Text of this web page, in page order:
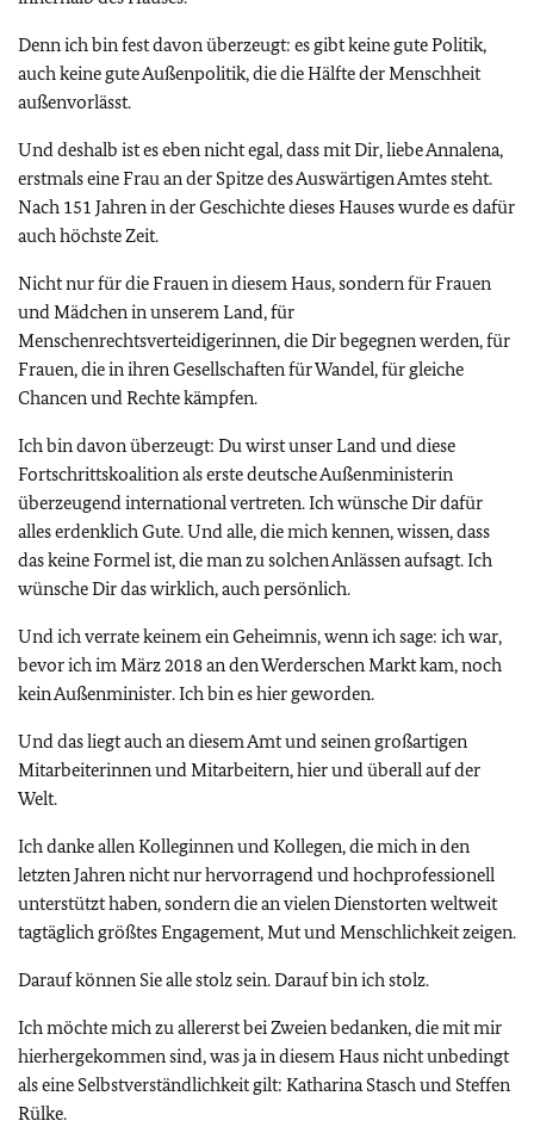
Denn ich bin fest davon überzeugt: es gibt keine gute Politik,
auch keine gute Außenpolitik, die die Hälfte der Menschheit
außenvorlässt.
Und deshalb ist es eben nicht egal, dass mit Dir, liebe Annalena,
erstmals eine Frau an der Spitze des Auswärtigen Amtes steht.
Nach 151 Jahren in der Geschichte dieses Hauses wurde es dafür
auch höchste Zeit.
Nicht nur für die Frauen in diesem Haus, sondern für Frauen
und Mädchen in unserem Land, für
Menschenrechtsverteidigerinnen, die Dir begegnen werden, für
Frauen, die in ihren Gesellschaften für Wandel, für gleiche
Chancen und Rechte kämpfen.
Ich bin davon überzeugt: Du wirst unser Land und diese
Fortschrittskoalition als erste deutsche Außenministerin
überzeugend international vertreten. Ich wünsche Dir dafür
alles erdenklich Gute. Und alle, die mich kennen, wissen, dass
das keine Formel ist, die man zu solchen Anlässen aufsagt. Ich
wünsche Dir das wirklich, auch persönlich.
Und ich verrate keinem ein Geheimnis, wenn ich sage: ich war,
bevor ich im März 2018 an den Werderschen Markt kam, noch
kein Außenminister. Ich bin es hier geworden.
Und das liegt auch an diesem Amt und seinen großartigen
Mitarbeiterinnen und Mitarbeitern, hier und überall auf der
Welt.
Ich danke allen Kolleginnen und Kollegen, die mich in den
letzten Jahren nicht nur hervorragend und hochprofessionell
unterstützt haben, sondern die an vielen Dienstorten weltweit
tagtäglich größtes Engagement, Mut und Menschlichkeit zeigen.
Darauf können Sie alle stolz sein. Darauf bin ich stolz.
Ich möchte mich zu allererst bei Zweien bedanken, die mit mir
hierhergekommen sind, was ja in diesem Haus nicht unbedingt
als eine Selbstverständlichkeit gilt: Katharina Stasch und Steffen
Rülke.